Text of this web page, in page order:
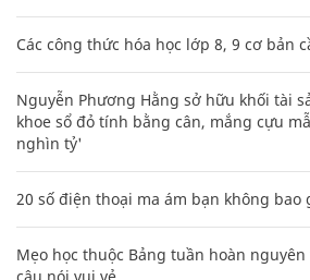
Các công thức hóa học lớp 8, 9 cơ bản
Nguyễn Phương Hằng sở hữu khối tài
khoe sổ đỏ tính bằng cân, mắng cựu
nghìn tỷ'
20 số điện thoại ma ám bạn không bao
Mẹo học thuộc Bảng tuần hoàn
câu nói vui vẻ